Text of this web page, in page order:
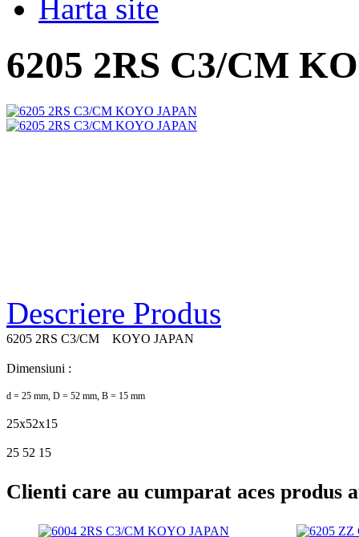
Harta site
6205 2RS C3/CM
Descriere Produs
6205 2RS C3/CM KOYO JAPAN
Dimensiuni :
d = 25 mm, D = 52 mm, B = 15 mm
25x52x15
25 52 15
Clienti care au cumparat aces produs